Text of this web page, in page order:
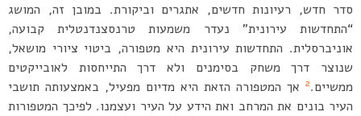
סדר חדש, רעיונות חדשים, אתגרים וביקורת. במובן זה, המושג
“התחדשות עירונית” נעדר משמעות טרנסצנדנטלית קבועה,
אוניברסלית. התחדשות עירונית היא מטפורה, ביטוי ציורי מושאל,
שנוצר דרך משחק בסימנים ולא דרך התייחסות לאובייקטים
ממשיים.2 אך המטפורה הזאת היא מדיום מפעיל, באמצעותה תושבי
העיר בונים את המרחב ואת הידע על העיר ועצמנו. לפיכך המטפורות